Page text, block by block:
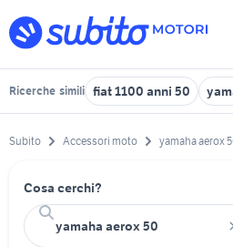
Ricerche simili fiat 1100 anni 50
Subito Accessori moto yamaha aerox
Cosa cerchi?